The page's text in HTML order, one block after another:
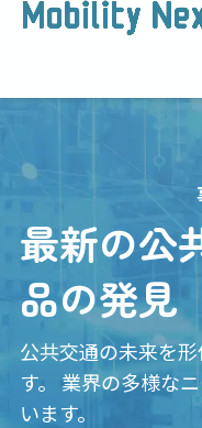
最新の公
品の発見
公共交通の未来を
す。
業界の多様な
います。